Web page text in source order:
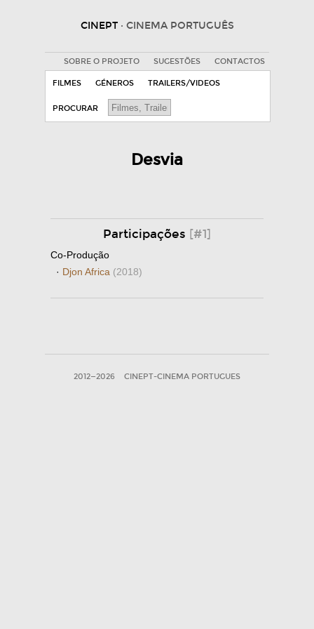
CINEPT · CINEMA PORTUGUÊS
SOBRE O PROJETO SUGESTÕES CONTACTOS
FILMES GÉNEROS TRAILERS/VIDEOS
PROCURAR
Desvia
Participações [#1]
Co-Produção
· Djon Africa (2018)
2012—2026 CINEPT-CINEMA PORTUGUES